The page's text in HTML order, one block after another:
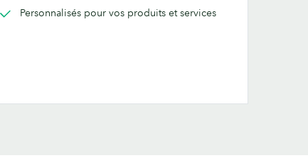
Personnalisés pour vos produits et services